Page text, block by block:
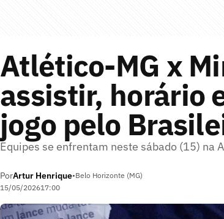
Atlético-MG x
assistir, horário
jogo pelo
Equipes se enfrentam neste sábado (15) na
PorArtur Henrique•Belo Horizonte (MG)
15/05/202617:00